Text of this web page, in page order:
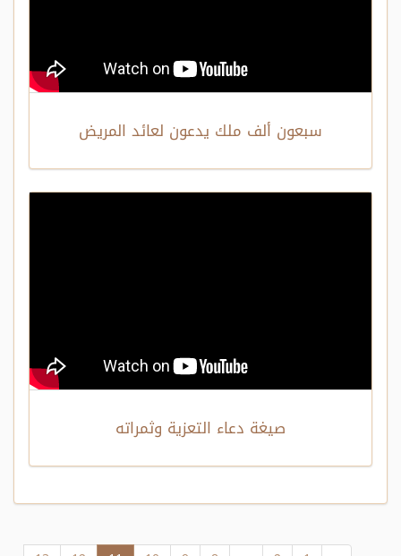
سبعون ألف ملك يدعون لعائد المريض
صيغة دعاء التعزية وثمراته